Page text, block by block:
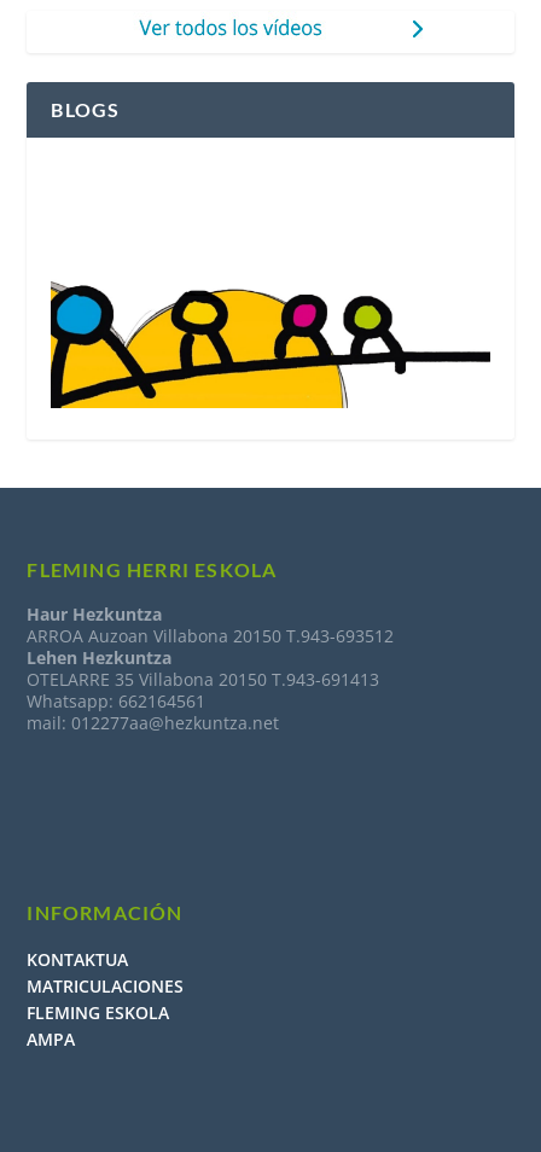
BLOGS
FLEMING HERRI ESKOLA
Haur Hezkuntza
ARROA Auzoan Villabona 20150 T.943-693512
Lehen Hezkuntza
OTELARRE 35 Villabona 20150 T.943-691413
Whatsapp: 662164561
mail: 012277aa@hezkuntza.net
INFORMACIÓN
KONTAKTUA
MATRICULACIONES
FLEMING ESKOLA
AMPA